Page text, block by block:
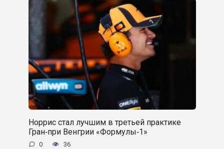
Норрис стал лучшим в третьей практике
Гран‑при Венгрии «Формулы‑1»
0 36